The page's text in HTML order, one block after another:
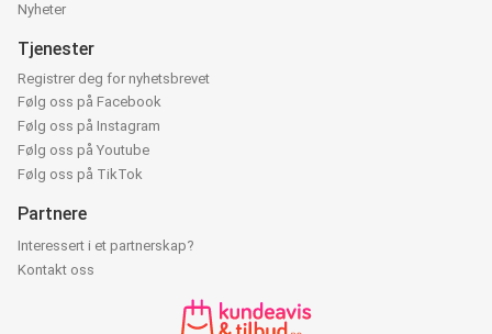
Nyheter
Tjenester
Registrer deg for nyhetsbrevet
Følg oss på Facebook
Følg oss på Instagram
Følg oss på Youtube
Følg oss på TikTok
Partnere
Interessert i et partnerskap?
Kontakt oss